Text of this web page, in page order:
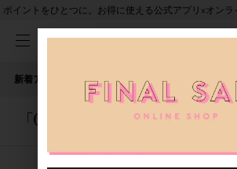
ポイントをひとつに。お得に使える公式アプリ×オン
新着アイテム 人気ワード セール 40th限
「0000001.2320040.0087